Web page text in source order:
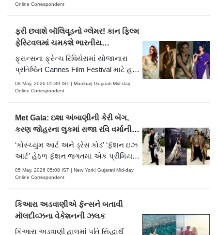
હિન્દી અને મરાઠી એમ બંને
એન્ટરટેઇનમેન્ટ ઇન્ડસ્ટ્રીમાં રોલા પાડી
રહ્યો છે. આજે વાત કરીએ કે કઇ રીતે
`સિસ્ટમ` માટે તેનું સિલેક્શન થયું હતું.
Online Correspondent
ફરી છવાશે બૉલિવૂડનો ગ્લેમર! કાન ફિલ્મ
ફેસ્ટિવલમાં ચમકશે ભારતીય
સેલિબ્રિટીઝ
ફ્રાન્સના ફ્રેન્ચ રિવિયેરામાં યોજાનારા
પ્રતિષ્ઠિત Cannes Film Festival માટે હવે
ગણતરીના દિવસો બાકી રહ્યા છે. 12 મે થી
23 મે, 2026 દરમિયાન યોજાનારા 79મા
કાન્સ ફિલ્મ ફેસ્ટિવલમાં આ વખતે પણ
બોલિવૂડના અનેક જાણીતા ચહેરાઓ ગ્લેમર
અને ફેશનનો જાદુ ચલાવવા તૈયાર.....
08 May, 2026 05:39 IST | Mumbai| Gujarati Mid-day
Online Correspondent
Met Gala: ઇશા અંબાણીની કેરી બૅગ,
કરણ જોહરના લુકમાં રાજા રવિ વર્માની
આર્ટનો જાદુ
‘કોસ્ચ્યુમ આર્ટ અને ડ્રેસ કોડ’ ‘ફૅશન ઇઝ
આર્ટ’ હેઠળ ફૅશન જગતમાં એક પ્રીમિયર
ઇવેન્ટ મૅટ ગાલા 2026માં વિશ્વભરના
સેલિબ્રિટીઓ સામેલ થયા હતા. આ
ઇવેન્ટમાં ભારતીય ડિઝાઇન અને કારીગરીની
હાજરી ખાસ કરીને મનમોહક હતી. કરણ
જોહર, ઇશા અંબાણી અ.....
05 May, 2026 05:08 IST | New York| Gujarati Mid-day
Online Correspondent
કિઆરા અડવાણીએ ફૅન્સને બતાવી
મૉલદીવ્ઝના વેકેશનની ઝલક
કિઆરા અડવાણી હાલમાં પતિ સિદ્ધાર્થ